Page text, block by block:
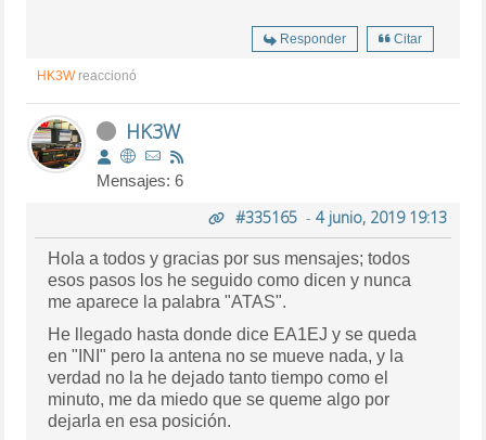
Responder Citar
HK3Wreaccionó
HK3W
Mensajes: 6
#335165- 4 junio, 2019 19:13
Hola a todos y gracias por sus mensajes; todos
esos pasos los he seguido como dicen y nunca
me aparece la palabra "ATAS".
He llegado hasta donde dice EA1EJ y se queda
en "INI" pero la antena no se mueve nada, y la
verdad no la he dejado tanto tiempo como el
minuto, me da miedo que se queme algo por
dejarla en esa posición.